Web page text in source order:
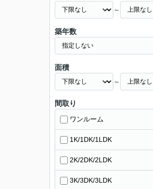
～
築年数
面積
～
間取り
ワンルーム
1K/1DK/1LDK
2K/2DK/2LDK
3K/3DK/3LDK